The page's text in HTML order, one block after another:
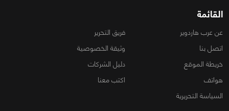
القائمة
عن عرب هاردوير
فريق التحرير
اتصل بنا
وثيقة الخصوصية
خريطة الموقع
دليل الشركات
هواتف
اكتب معنا
السياسة التحريرية